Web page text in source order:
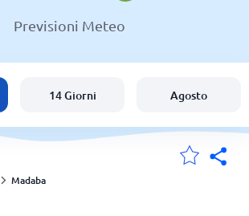
Previsioni Meteo
14 Giorni Agosto
Madaba